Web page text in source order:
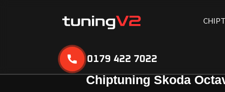
CHIPT
0179 422 7022
Chiptuning Skoda